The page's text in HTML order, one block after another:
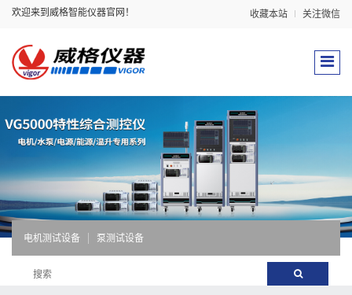
欢迎来到威格智能仪器官网！ 收藏本站 关注微信
电机测试设备 泵测试设备